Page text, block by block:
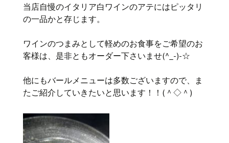
当店自慢のイタリア白ワインのアテにはピッタリ
の一品かと存じます。
ワインのつまみとして軽めのお食事をご希望のお
客様は、是非ともオーダー下さいませ(^_-)-☆
他にもバールメニューは多数ございますので、ま
たご紹介していきたいと思います！！(＾◇＾)